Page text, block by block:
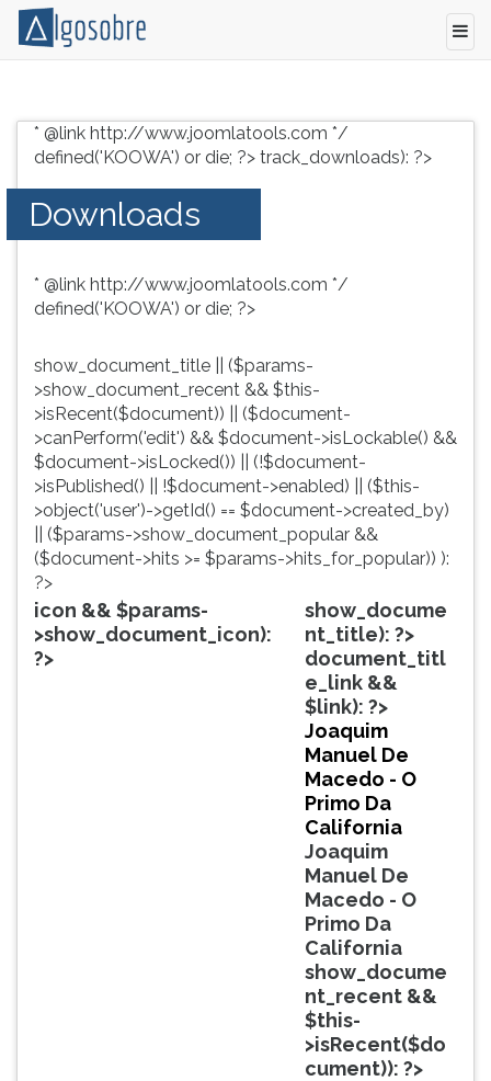
grátis
vestibular,
enem
concursos.
resumos
livros,
biografias,
profissões,
simulados
comentados.
Acessibilidade
leitor
TAB
depois
F
para
ouvir
conteúdo
principal
pular
essa
leitura
pressione
depois
pausar
* @link http://www.joomlatools.com */
defined('KOOWA') or die; ?> track_downloads): ?>
Downloads
* @link http://www.joomlatools.com */
defined('KOOWA') or die; ?>
show_document_title || ($params-
>show_document_recent && $this-
>isRecent($document)) || ($document-
>canPerform('edit') && $document->isLockable() &&
$document->isLocked()) || (!$document-
>isPublished() || !$document->enabled) || ($this-
>object('user')->getId() == $document->created_by)
|| ($params->show_document_popular &&
($document->hits >= $params->hits_for_popular)) ):
?>
icon && $params-
>show_document_icon):
?>
show_docume
nt_title): ?>
document_titl
e_link &&
$link): ?>
Joaquim
Manuel De
Macedo - O
Primo Da
California
Joaquim
Manuel De
Macedo - O
Primo Da
California
show_docume
nt_recent &&
$this-
>isRecent($do
cument)): ?>